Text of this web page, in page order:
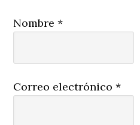
Nombre*
Correo electrónico*